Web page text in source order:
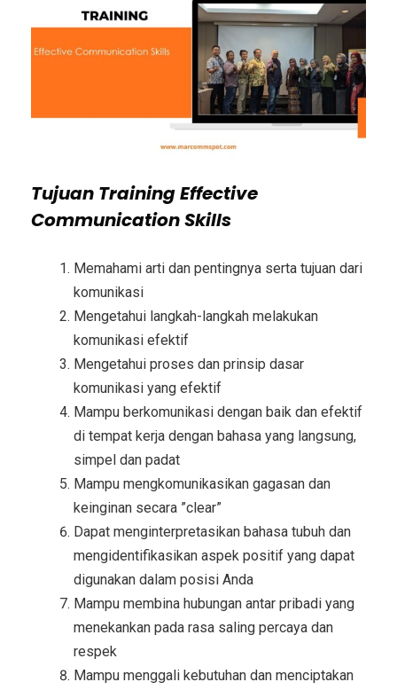
Tujuan Training Effective
Communication Skills
Memahami arti dan pentingnya serta tujuan dari
komunikasi
Mengetahui langkah-langkah melakukan
komunikasi efektif
Mengetahui proses dan prinsip dasar
komunikasi yang efektif
Mampu berkomunikasi dengan baik dan efektif
di tempat kerja dengan bahasa yang langsung,
simpel dan padat
Mampu mengkomunikasikan gagasan dan
keinginan secara ”clear”
Dapat menginterpretasikan bahasa tubuh dan
mengidentifikasikan aspek positif yang dapat
digunakan dalam posisi Anda
Mampu membina hubungan antar pribadi yang
menekankan pada rasa saling percaya dan
respek
Mampu menggali kebutuhan dan menciptakan